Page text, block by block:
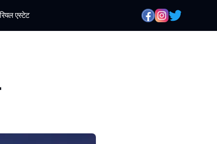
एस्टेट